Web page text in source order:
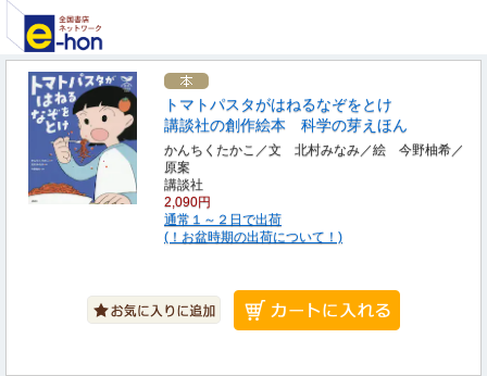
トマトパスタがはねるなぞをとけ
講談社の創作絵本 科学の芽えほん
かんちくたかこ／文 北村みなみ／絵 今野柚希／
原案
講談社
2,090円
通常１～２日で出荷
(！お盆時期の出荷について！)